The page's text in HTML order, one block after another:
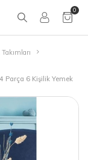
0
Parça 6 Kişilik Yemek